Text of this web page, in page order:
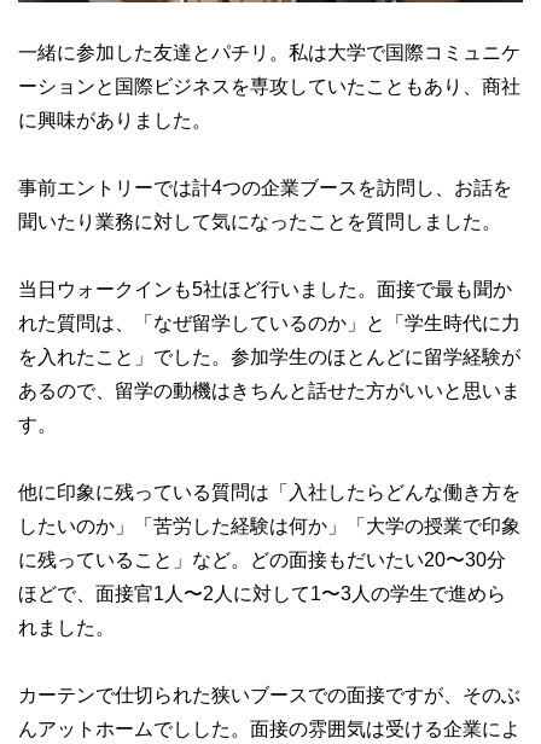
一緒に参加した友達とパチリ。私は大学で国際コミュニケ
ーションと国際ビジネスを専攻していたこともあり、商社
に興味がありました。
事前エントリーでは計4つの企業ブースを訪問し、お話を
聞いたり業務に対して気になったことを質問しました。
当日ウォークインも5社ほど行いました。面接で最も聞か
れた質問は、「なぜ留学しているのか」と「学生時代に力
を入れたこと」でした。参加学生のほとんどに留学経験が
あるので、留学の動機はきちんと話せた方がいいと思いま
す。
他に印象に残っている質問は「入社したらどんな働き方を
したいのか」「苦労した経験は何か」「大学の授業で印象
に残っていること」など。どの面接もだいたい20〜30分
ほどで、面接官1人〜2人に対して1〜3人の学生で進めら
れました。
カーテンで仕切られた狭いブースでの面接ですが、そのぶ
んアットホームでしした。面接の雰囲気は受ける企業によ